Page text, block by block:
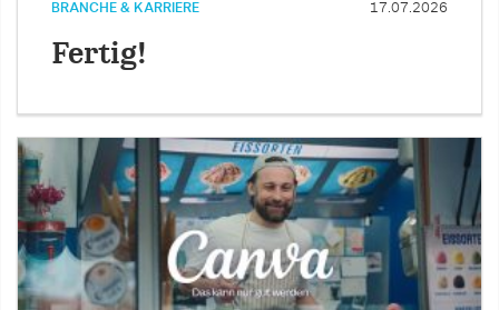
BRANCHE & KARRIERE 17.07.2026
Fertig!